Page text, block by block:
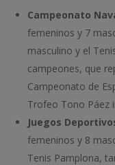
Campeonato
femeninos y 7
masculino y el
campeones, que
Campeonato de
Trofeo Tono Páez
Juegos
femeninos y 8
Tenis Pamplona,